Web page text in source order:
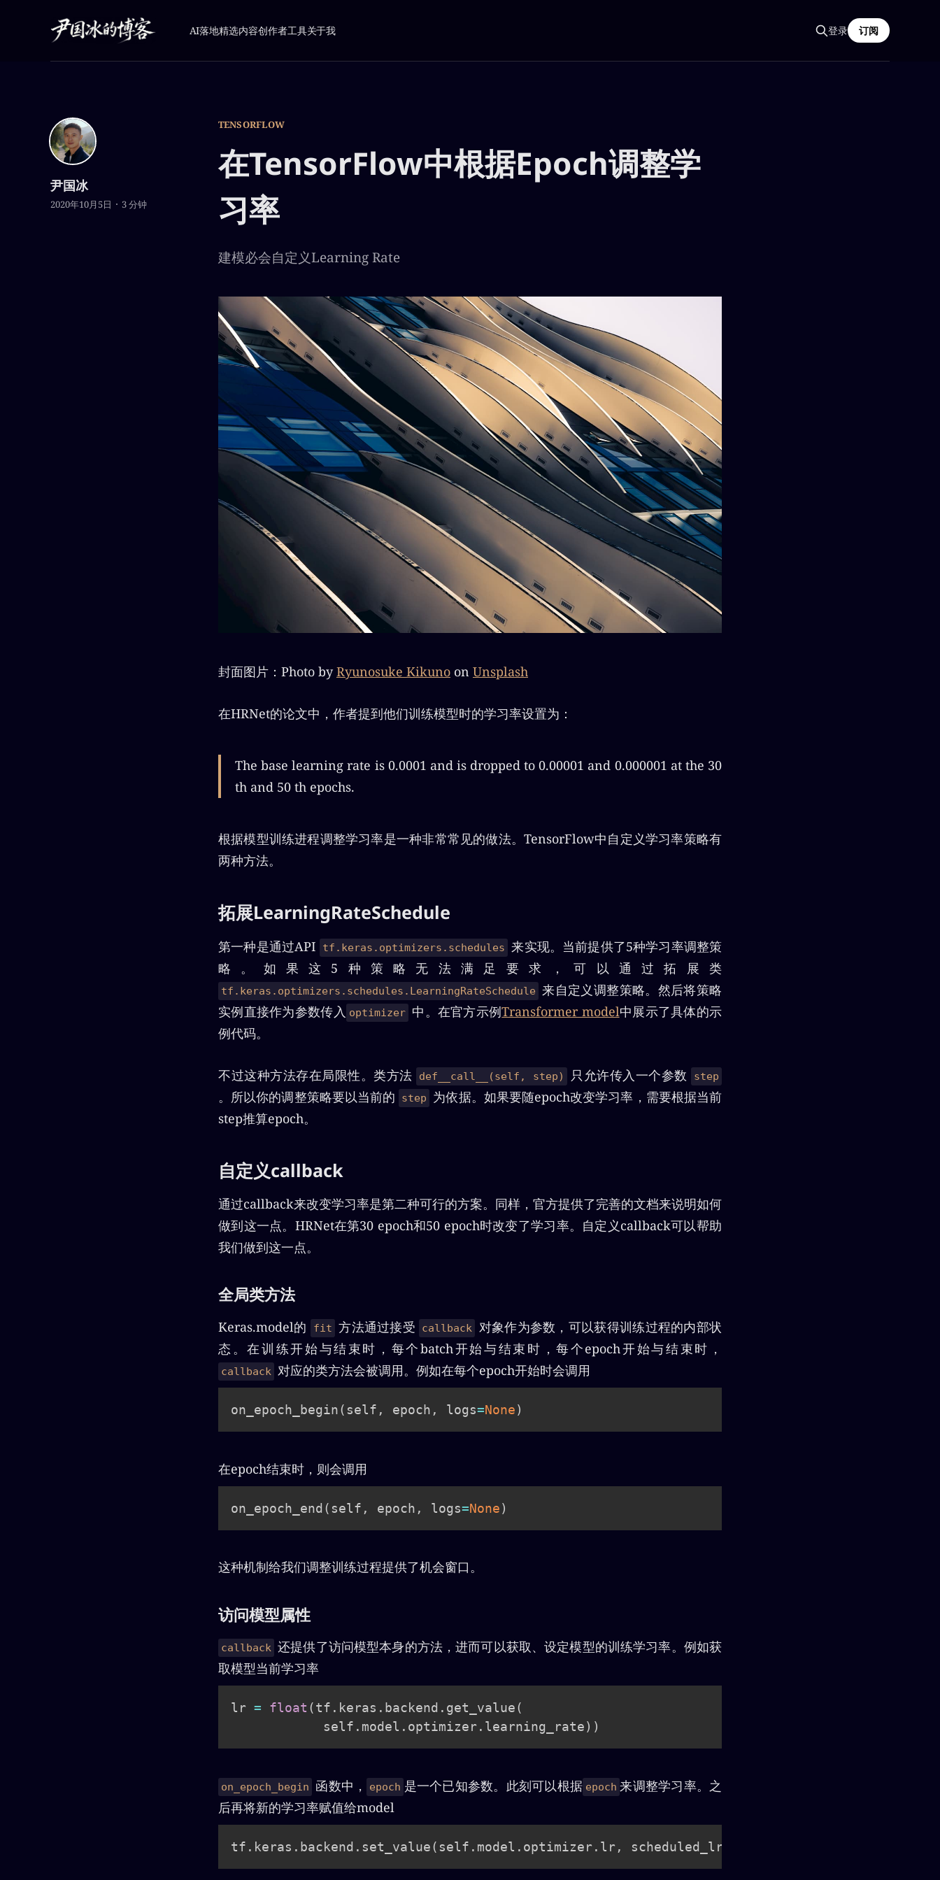
AI落地精选内容创作者工具关于我 登录 订阅
TENSORFLOW
在TensorFlow中根据Epoch调整学
习率
建模必会自定义Learning Rate
尹国冰
2020年10月5日 3 分钟
封面图片：Photo byRyunosuke Kikuno on Unsplash
在HRNet的论文中，作者提到他们训练模型时的学习率设置为：
The base learning rate is 0.0001 and is dropped to 0.00001 and 0.000001 at the 30
th and 50 th epochs.
根据模型训练进程调整学习率是一种非常常见的做法。TensorFlow中自定义学习率策略有
两种方法。
拓展LearningRateSchedule
第一种是通过API tf.keras.optimizers.schedules 来实现。当前提供了5种学习率调整策
略。如果这5种策略无法满足要求，可以通过拓展类
tf.keras.optimizers.schedules.LearningRateSchedule 来自定义调整策略。然后将策略
实例直接作为参数传入 optimizer 中。在官方示例Transformer model中展示了具体的示
例代码。
不过这种方法存在局限性。类方法 def__call__(self, step) 只允许传入一个参数 step
。所以你的调整策略要以当前的 step
为依据。如果要随epoch改变学习率，需要根据当前
step推算epoch。
自定义callback
通过callback来改变学习率是第二种可行的方案。同样，官方提供了完善的文档来说明如何
做到这一点。HRNet在第30 epoch和50 epoch时改变了学习率。自定义callback可以帮助
我们做到这一点。
全局类方法
Keras.model的 fit 方法通过接受 callback
对象作为参数，可以获得训练过程的内部状
态。在训练开始与结束时，每个batch开始与结束时，每个epoch开始与结束时，
callback 对应的类方法会被调用。例如在每个epoch开始时会调用
on_epoch_begin( self , epoch , logs=None)
在epoch结束时，则会调用
on_epoch_end( self , epoch , logs=None)
这种机制给我们调整训练过程提供了机会窗口。
访问模型属性
callback 还提供了访问模型本身的方法，进而可以获取、设定模型的训练学习率。例如获
取模型当前学习率
lr = float (tf . keras . backend . get_value(
            self
. model . optimizer. learning_rate) )
on_epoch_begin 函数中， epoch 是一个已知参数。此刻可以根据 epoch 来调整学习率。之
后再将新的学习率赋值给model
tf . keras . backend . set_value( self . model . optimizer. lr, scheduled_lr